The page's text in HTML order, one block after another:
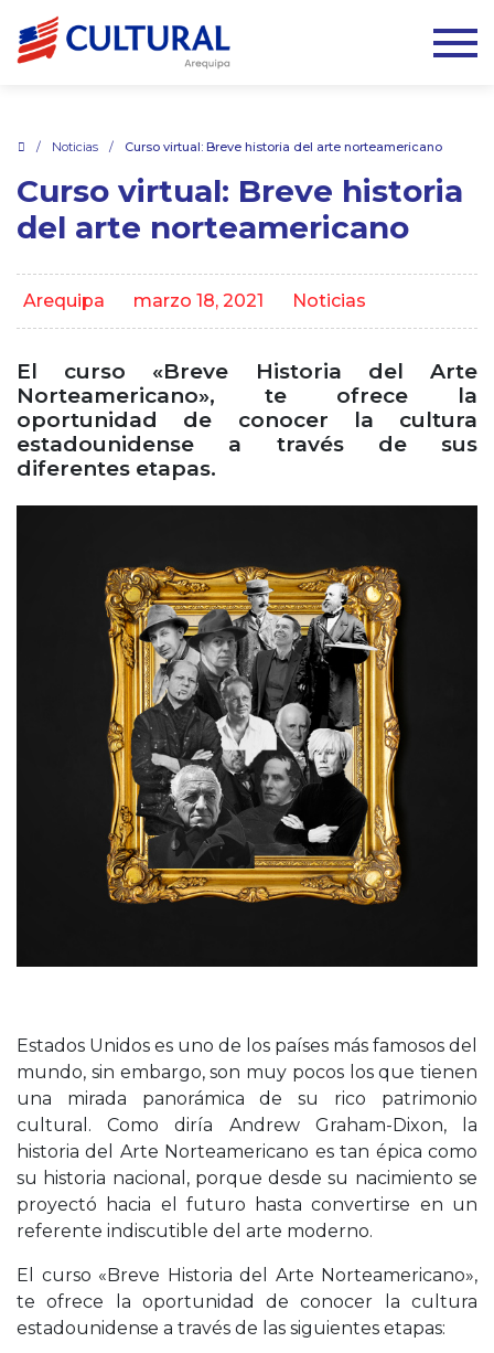
/ Noticias / Curso virtual: Breve historia del arte norteamericano
Curso virtual: Breve historia
del arte norteamericano
Arequipa marzo 18, 2021 Noticias
El curso «Breve Historia del Arte
Norteamericano», te ofrece la
oportunidad de conocer la cultura
estadounidense a través de sus
diferentes etapas.
Estados Unidos es uno de los países más famosos del
mundo, sin embargo, son muy pocos los que tienen
una mirada panorámica de su rico patrimonio
cultural. Como diría Andrew Graham-Dixon, la
historia del Arte Norteamericano es tan épica como
su historia nacional, porque desde su nacimiento se
proyectó hacia el futuro hasta convertirse en un
referente indiscutible del arte moderno.
El curso «Breve Historia del Arte Norteamericano»,
te ofrece la oportunidad de conocer la cultura
estadounidense a través de las siguientes etapas: